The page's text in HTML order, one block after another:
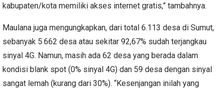
kabupaten/kota memiliki akses internet gratis,” tambahnya.
Maulana juga mengungkapkan, dari total 6.113 desa di Sumut,
sebanyak 5.662 desa atau sekitar 92,67% sudah terjangkau
sinyal 4G. Namun, masih ada 62 desa yang berada dalam
kondisi blank spot (0% sinyal 4G) dan 59 desa dengan sinyal
sangat lemah (kurang dari 30%). “Kesenjangan inilah yang